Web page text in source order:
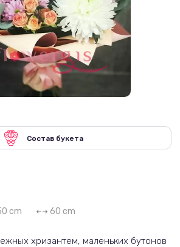
Состав букета
cm 60 cm
хризантем, маленьких бутонов